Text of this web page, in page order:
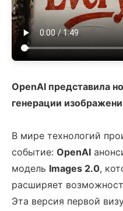
OpenAI представила
генерации
В мире технологий
событие: OpenAI
модель Images 2.0,
расширяет
Эта версия первой